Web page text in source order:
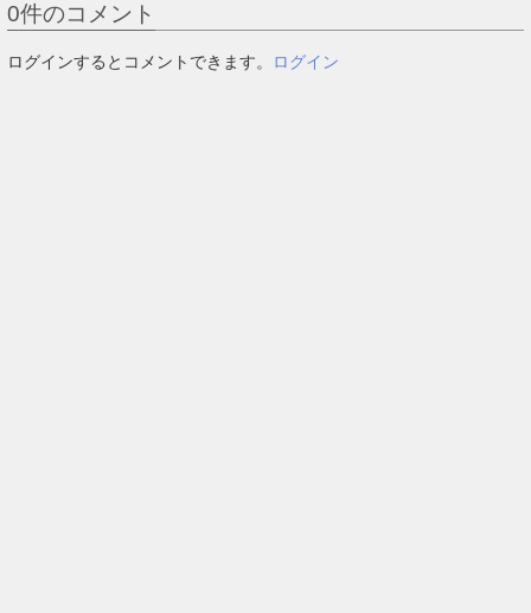
0件のコメント
ログインするとコメントできます。 ログイン